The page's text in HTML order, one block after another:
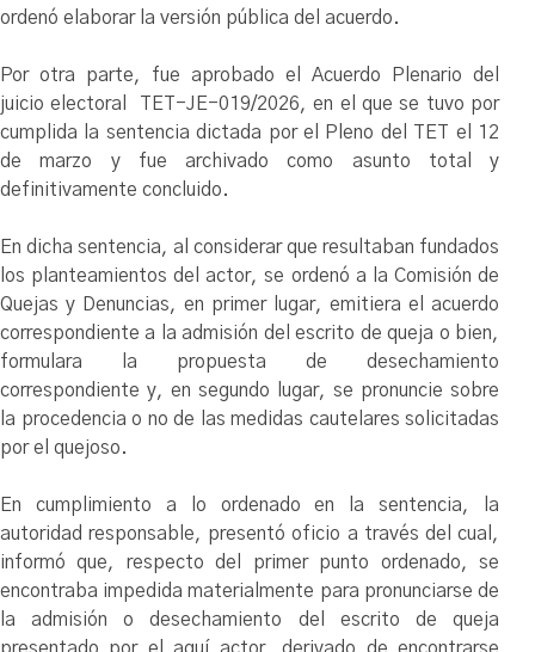
ordenó elaborar la versión pública del acuerdo.
Por otra parte, fue aprobado el Acuerdo Plenario del
juicio electoral TET-JE-019/2026, en el que se tuvo por
cumplida la sentencia dictada por el Pleno del TET el 12
de marzo y fue archivado como asunto total y
definitivamente concluido.
En dicha sentencia, al considerar que resultaban fundados
los planteamientos del actor, se ordenó a la Comisión de
Quejas y Denuncias, en primer lugar, emitiera el acuerdo
correspondiente a la admisión del escrito de queja o bien,
formulara la propuesta de desechamiento
correspondiente y, en segundo lugar, se pronuncie sobre
la procedencia o no de las medidas cautelares solicitadas
por el quejoso.
En cumplimiento a lo ordenado en la sentencia, la
autoridad responsable, presentó oficio a través del cual,
informó que, respecto del primer punto ordenado, se
encontraba impedida materialmente para pronunciarse de
la admisión o desechamiento del escrito de queja
presentado por el aquí actor, derivado de encontrarse